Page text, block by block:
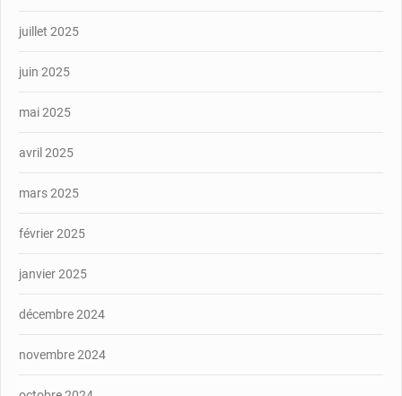
juillet 2025
juin 2025
mai 2025
avril 2025
mars 2025
février 2025
janvier 2025
décembre 2024
novembre 2024